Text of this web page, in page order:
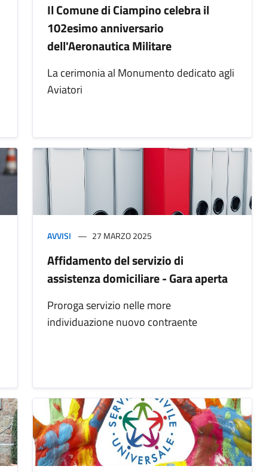
Il Comune di Ciampino celebra il
102esimo anniversario
dell'Aeronautica Militare
La cerimonia al Monumento dedicato agli
Aviatori
AVVISI 27 MARZO 2025
Affidamento del servizio di
assistenza domiciliare - Gara aperta
Proroga servizio nelle more
individuazione nuovo contraente